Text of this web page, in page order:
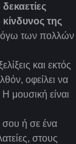
της
λόγω των πολλών
και εκτός
οφείλει να
μουσική είναι
σου ή σε ένα
στους